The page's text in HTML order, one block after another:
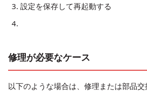
設定を保存して再起動する
修理が必要なケース
以下のような場合は、修理または部品